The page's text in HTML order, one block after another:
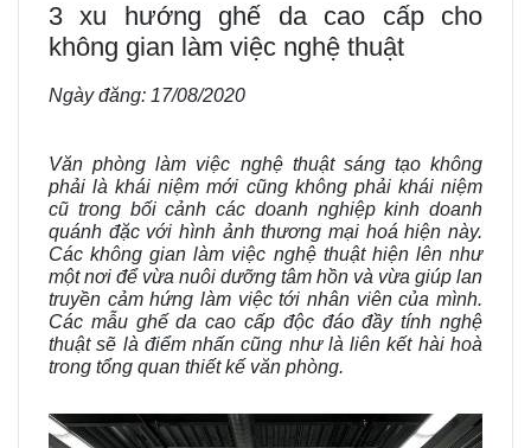
3 xu hướng ghế da cao cấp cho
không gian làm việc nghệ thuật
Ngày đăng: 17/08/2020
Văn phòng làm việc nghệ thuật sáng tạo không
phải là khái niệm mới cũng không phải khái niệm
cũ trong bối cảnh các doanh nghiệp kinh doanh
quánh đặc với hình ảnh thương mại hoá hiện này.
Các không gian làm việc nghệ thuật hiện lên như
một nơi để vừa nuôi dưỡng tâm hồn và vừa giúp lan
truyền cảm hứng làm việc tới nhân viên của mình.
Các mẫu ghế da cao cấp độc đáo đầy tính nghệ
thuật sẽ là điểm nhấn cũng như là liên kết hài hoà
trong tổng quan thiết kế văn phòng.